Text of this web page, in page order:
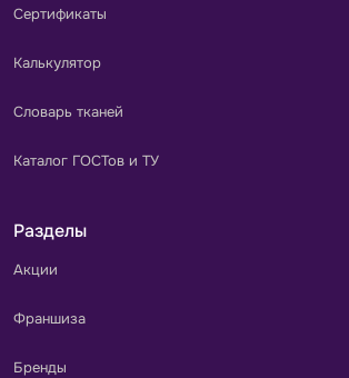
Сертификаты
Калькулятор
Словарь тканей
Каталог ГОСТов и ТУ
Разделы
Акции
Франшиза
Бренды